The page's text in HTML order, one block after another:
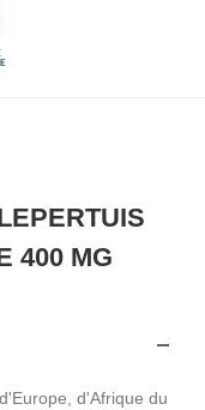
400 MG
d'Afrique du